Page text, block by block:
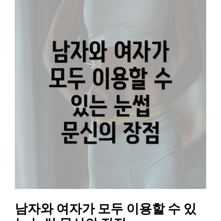
남자와 여자가 모두 이용할 수 있